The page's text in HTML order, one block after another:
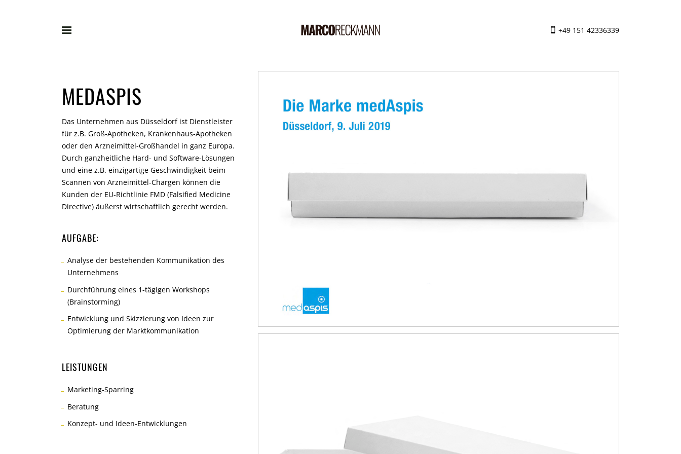
+49 151 42336339
MEDASPIS
Das Unternehmen aus Düsseldorf ist Dienstleister
für z.B. Groß-Apotheken, Krankenhaus-Apotheken
oder den Arzneimittel-Großhandel in ganz Europa.
Durch ganzheitliche Hard- und Software-Lösungen
und eine z.B. einzigartige Geschwindigkeit beim
Scannen von Arzneimittel-Chargen können die
Kunden der EU-Richtlinie FMD (Falsified Medicine
Directive) äußerst wirtschaftlich gerecht werden.
AUFGABE:
Analyse der bestehenden Kommunikation des
Unternehmens
Durchführung eines 1-tägigen Workshops
(Brainstorming)
Entwicklung und Skizzierung von Ideen zur
Optimierung der Marktkommunikation
LEISTUNGEN
Marketing-Sparring
Beratung
Konzept- und Ideen-Entwicklungen